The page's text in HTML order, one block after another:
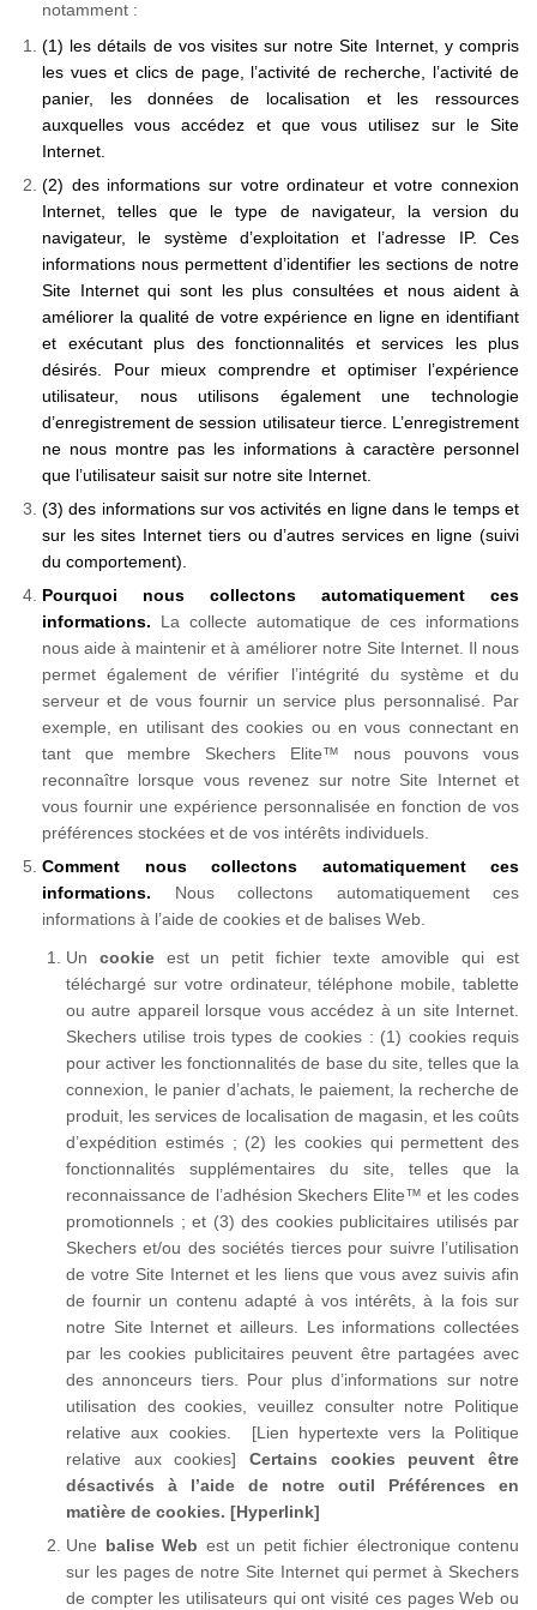
notamment :
(1) les détails de vos visites sur notre Site Internet, y compris
les vues et clics de page, l’activité de recherche, l’activité de
panier, les données de localisation et les ressources
auxquelles vous accédez et que vous utilisez sur le Site
Internet.
(2) des informations sur votre ordinateur et votre connexion
Internet, telles que le type de navigateur, la version du
navigateur, le système d’exploitation et l’adresse IP. Ces
informations nous permettent d’identifier les sections de notre
Site Internet qui sont les plus consultées et nous aident à
améliorer la qualité de votre expérience en ligne en identifiant
et exécutant plus des fonctionnalités et services les plus
désirés. Pour mieux comprendre et optimiser l’expérience
utilisateur, nous utilisons également une technologie
d’enregistrement de session utilisateur tierce. L’enregistrement
ne nous montre pas les informations à caractère personnel
que l’utilisateur saisit sur notre site Internet.
(3) des informations sur vos activités en ligne dans le temps et
sur les sites Internet tiers ou d’autres services en ligne (suivi
du comportement).
Pourquoi nous collectons automatiquement ces
informations. La collecte automatique de ces informations
nous aide à maintenir et à améliorer notre Site Internet. Il nous
permet également de vérifier l’intégrité du système et du
serveur et de vous fournir un service plus personnalisé. Par
exemple, en utilisant des cookies ou en vous connectant en
tant que membre Skechers Elite™ nous pouvons vous
reconnaître lorsque vous revenez sur notre Site Internet et
vous fournir une expérience personnalisée en fonction de vos
préférences stockées et de vos intérêts individuels.
Comment nous collectons automatiquement ces
informations. Nous collectons automatiquement ces
informations à l’aide de cookies et de balises Web.
Un cookieest un petit fichier texte amovible qui est
téléchargé sur votre ordinateur, téléphone mobile, tablette
ou autre appareil lorsque vous accédez à un site Internet.
Skechers utilise trois types de cookies : (1) cookies requis
pour activer les fonctionnalités de base du site, telles que la
connexion, le panier d’achats, le paiement, la recherche de
produit, les services de localisation de magasin, et les coûts
d’expédition estimés ; (2) les cookies qui permettent des
fonctionnalités supplémentaires du site, telles que la
reconnaissance de l’adhésion Skechers Elite™ et les codes
promotionnels ; et (3) des cookies publicitaires utilisés par
Skechers et/ou des sociétés tierces pour suivre l’utilisation
de votre Site Internet et les liens que vous avez suivis afin
de fournir un contenu adapté à vos intérêts, à la fois sur
notre Site Internet et ailleurs. Les informations collectées
par les cookies publicitaires peuvent être partagées avec
des annonceurs tiers. Pour plus d’informations sur notre
utilisation des cookies, veuillez consulter notre Politique
relative aux cookies. [Lien hypertexte vers la Politique
relative aux cookies] Certains cookies peuvent être
désactivés à l’aide de notre outil Préférences en
matière de cookies. [Hyperlink]
Une balise Web est un petit fichier électronique contenu
sur les pages de notre Site Internet qui permet à Skechers
de compter les utilisateurs qui ont visité ces pages Web ou